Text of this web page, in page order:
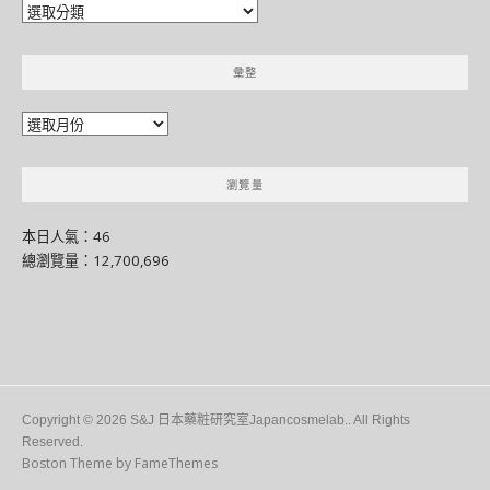
分
別
彙整
彙
瀏覽量
本日人氣：46
總瀏覽量：12,700,696
Copyright © 2026 S&J 日本藥粧研究室Japancosmelab.. All Rights
Reserved.
Boston Theme by FameThemes